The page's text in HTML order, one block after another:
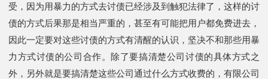
受，因为用暴力的方式去讨债已经涉及到触犯法律了，这样的讨
债的方式后果那是相当严重的，甚至有可能把用户都免费进去，
因此一定要对这些讨债的方式有清醒的认识，坚决不和那些用暴
力方式讨债的公司合作。除了要搞清楚公司讨债的具体方式之
外，另外就是要搞清楚这些公司通过什么方式收费的，有限公司